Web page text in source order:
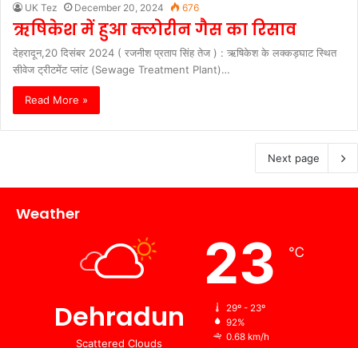
UK Tez December 20, 2024 676
ऋषिकेश में हुआ क्लोरीन गैस का रिसाव
देहरादून,20 दिसंबर 2024 ( रजनीश प्रताप सिंह तेज ) : ऋषिकेश के लक्कड़घाट स्थित
सीवेज ट्रीटमेंट प्लांट (Sewage Treatment Plant)…
Read More »
Next page
Weather
Dehradun
Scattered Clouds
23 ℃
29º - 23º
92%
0.68 km/h